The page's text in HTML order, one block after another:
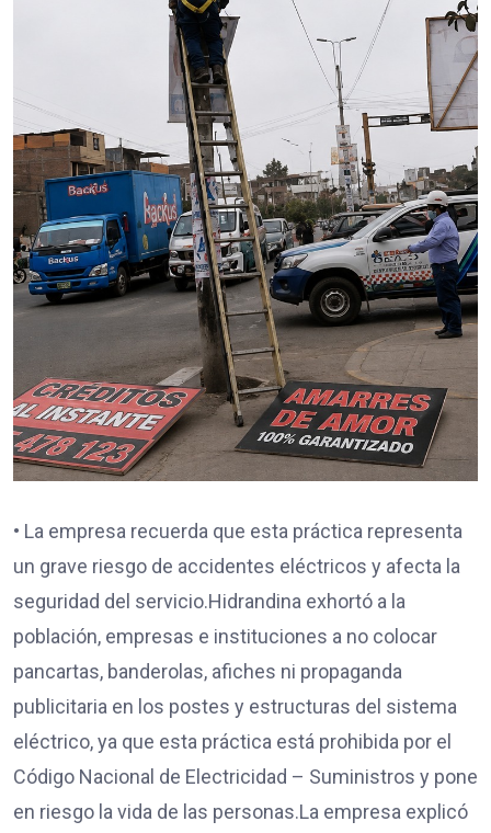
• La empresa recuerda que esta práctica representa
un grave riesgo de accidentes eléctricos y afecta la
seguridad del servicio.Hidrandina exhortó a la
población, empresas e instituciones a no colocar
pancartas, banderolas, afiches ni propaganda
publicitaria en los postes y estructuras del sistema
eléctrico, ya que esta práctica está prohibida por el
Código Nacional de Electricidad – Suministros y pone
en riesgo la vida de las personas.La empresa explicó